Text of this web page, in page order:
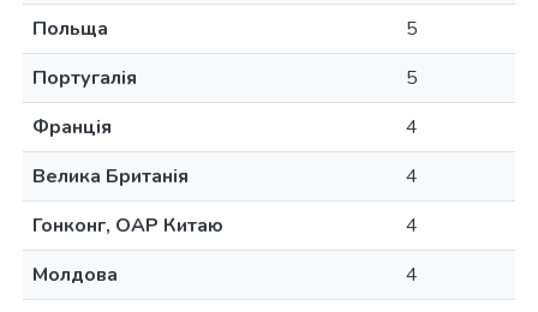
Польща
5
Португалія
5
Франція
4
Велика Британія
4
Гонконг, ОАР Китаю
4
Молдова
4